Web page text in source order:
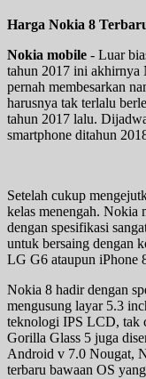
Harga Nokia 8
Nokia mobile - Luar
tahun 2017 ini akhirnya
pernah membesarkan
harusnya tak terlalu
tahun 2017 lalu.
smartphone ditahun
Setelah cukup
kelas menengah. Nokia
dengan spesifikasi
untuk bersaing dengan
LG G6 ataupun iPhone
Nokia 8 hadir dengan
mengusung layar 5.3
teknologi IPS LCD, tak
Gorilla Glass 5 juga
Android v 7.0 Nougat,
terbaru bawaan OS